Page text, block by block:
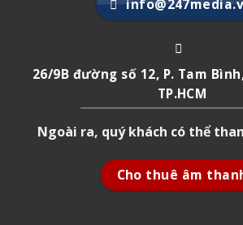
26/9B đường số 12, P. Tam
TP.HCM
Ngoài ra, quý khách có thể
Cho thuê âm